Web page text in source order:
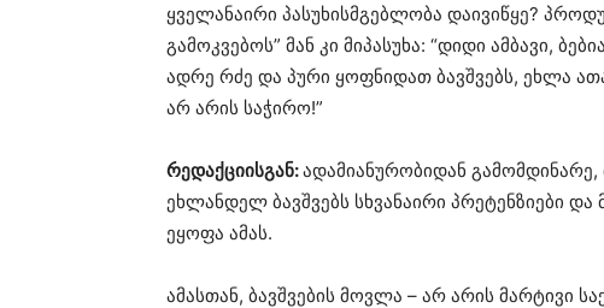
ყველანაირი პასუხისმგებლობა დაივიწყე?
გამოკვებოს” მან კი მიპასუხა: “დიდი ამბავი,
ადრე რძე და პური ყოფნიდათ ბავშვებს, ეხლა
არ არის საჭირო!”
რედაქციისგან:ადამიანურობიდან
ეხლანდელ ბავშვებს სხვანაირი პრეტენზიები
ეყოფა ამას.
ამასთან, ბავშვების მოვლა – არ არის მარტივი